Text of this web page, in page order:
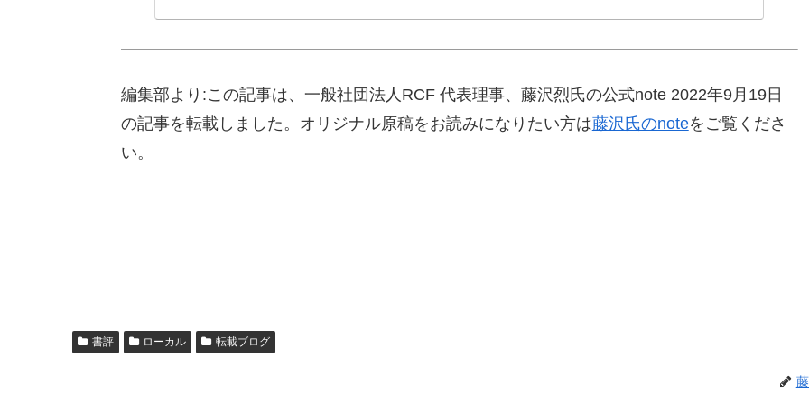
編集部より:この記事は、一般社団法人RCF 代表理事、藤沢烈氏の公式note 2022年9月19日
の記事を転載しました。オリジナル原稿をお読みになりたい方は藤沢氏のnoteをご覧くださ
い。
書評 ローカル 転載ブログ